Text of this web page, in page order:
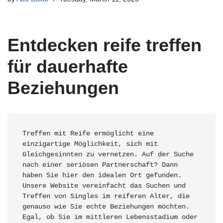
Entdecken reife treffen
für dauerhafte
Beziehungen
Treffen mit Reife ermöglicht eine
einzigartige Möglichkeit, sich mit
Gleichgesinnten zu vernetzen. Auf der Suche
nach einer seriösen Partnerschaft? Dann
haben Sie hier den idealen Ort gefunden.
Unsere Website vereinfacht das Suchen und
Treffen von Singles im reiferen Alter, die
genauso wie Sie echte Beziehungen möchten.
Egal, ob Sie im mittleren Lebensstadium oder